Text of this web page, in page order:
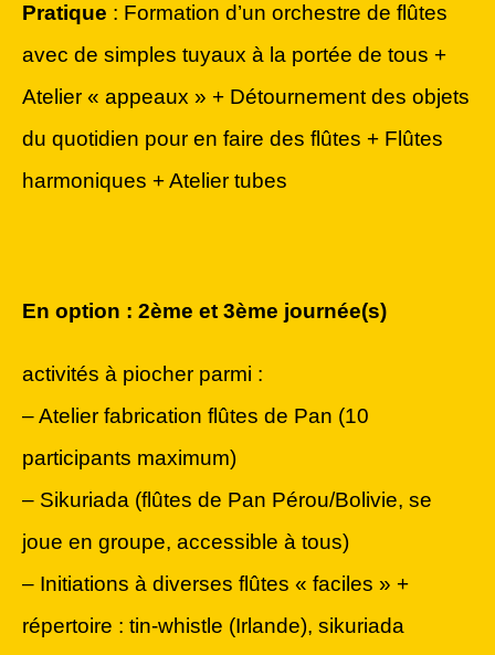
Pratique : Formation d’un orchestre de flûtes
avec de simples tuyaux à la portée de tous +
Atelier « appeaux » + Détournement des objets
du quotidien pour en faire des flûtes + Flûtes
harmoniques + Atelier tubes
En option : 2ème et 3ème journée(s)
activités à piocher parmi :
– Atelier fabrication flûtes de Pan (10
participants maximum)
– Sikuriada (flûtes de Pan Pérou/Bolivie, se
joue en groupe, accessible à tous)
– Initiations à diverses flûtes « faciles » +
répertoire : tin-whistle (Irlande), sikuriada